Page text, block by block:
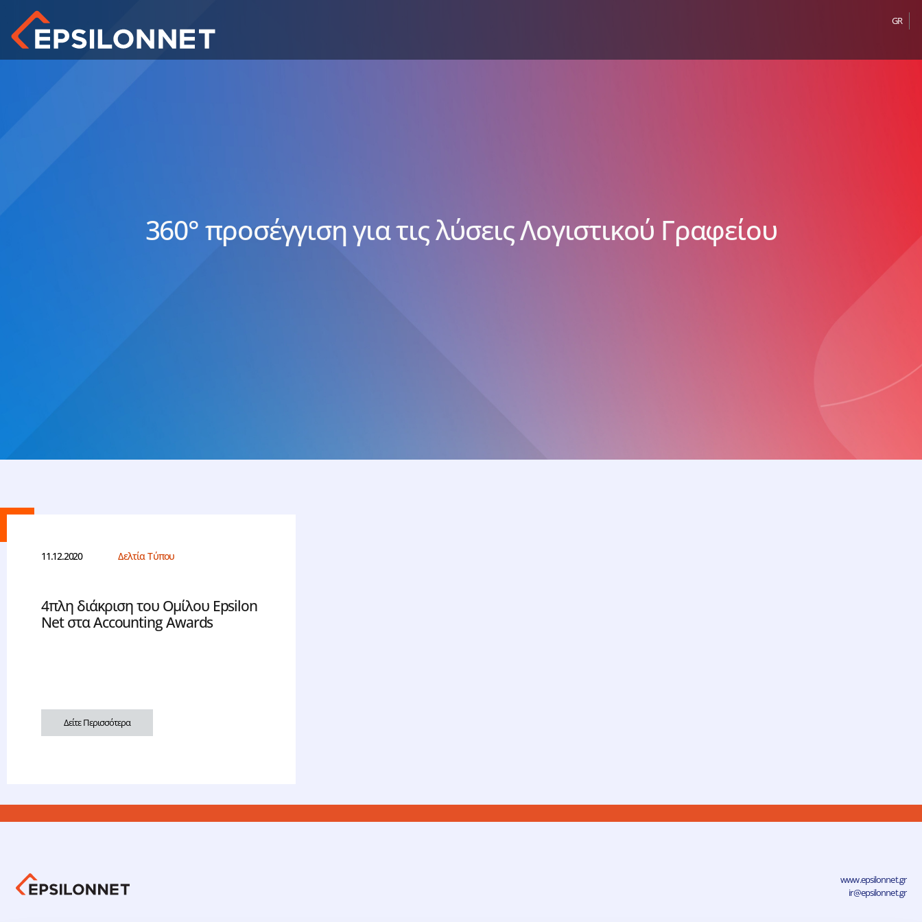
GR
360° προσέγγιση για τις λύσεις Λογιστικού Γραφείου
11.12.2020 Δελτία Τύπου
4πλη διάκριση του Ομίλου Epsilon
Net στα Accounting Awards
Δείτε Περισσότερα
www.epsilonnet.gr
ir@epsilonnet.gr